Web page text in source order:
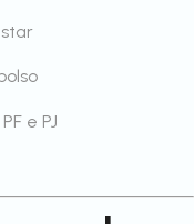
e PJ